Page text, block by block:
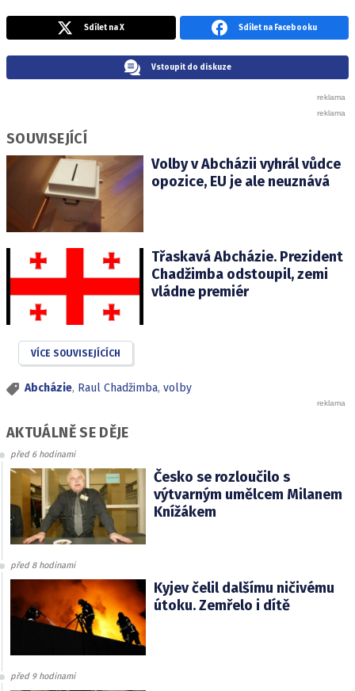
Sdílet na X Sdílet na Facebooku
Vstoupit do diskuze
SOUVISEJÍCÍ
Volby v Abcházii vyhrál vůdce
opozice, EU je ale neuznává
Třaskavá Abcházie. Prezident
Chadžimba odstoupil, zemi
vládne premiér
VÍCE SOUVISEJÍCÍCH
Abcházie, Raul Chadžimba, volby
AKTUÁLNĚ SE DĚJE
před 6 hodinami
Česko se rozloučilo s
výtvarným umělcem Milanem
Knížákem
před 8 hodinami
Kyjev čelil dalšímu ničivému
útoku. Zemřelo i dítě
před 9 hodinami